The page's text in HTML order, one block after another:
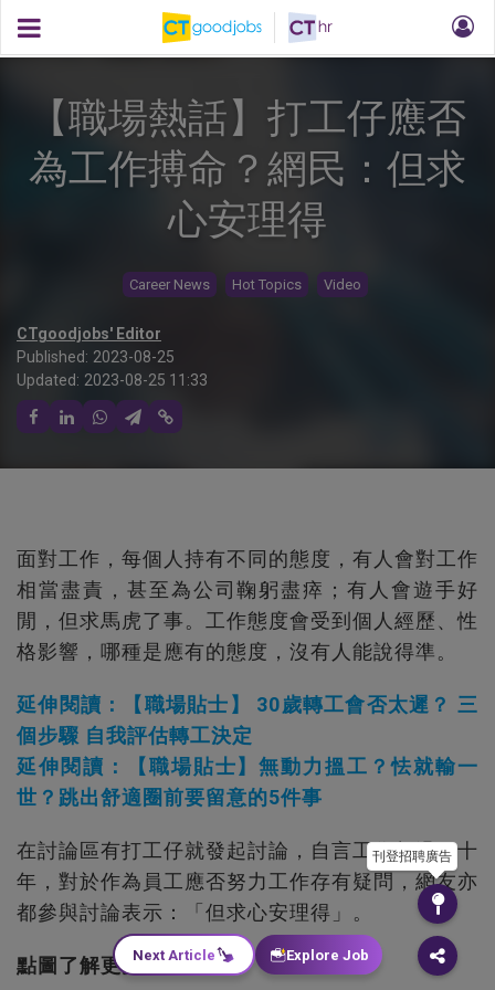
【職場熱話】打工仔應否
為工作搏命？網民：但求
心安理得
Career News Hot Topics Video
CTgoodjobs' Editor
Published: 2023-08-25
Updated: 2023-08-25 11:33
面對工作，每個人持有不同的態度，有人會對工作
相當盡責，甚至為公司鞠躬盡瘁；有人會遊手好
閒，但求馬虎了事。工作態度會受到個人經歷、性
格影響，哪種是應有的態度，沒有人能說得準。
延伸閱讀：【職場貼士】 30歲轉工會否太遲？ 三
個步驟 自我評估轉工決定
延伸閱讀：【職場貼士】無動力搵工？怯就輸一
世？跳出舒適圈前要留意的5件事
在討論區有打工仔就發起討論，自言工作超過二十
年，對於作為員工應否努力工作存有疑問，網友亦
都參與討論表示：「但求心安理得」。
點圖了解更多事主經歷：
刊登招聘廣告
Next Article Explore Job